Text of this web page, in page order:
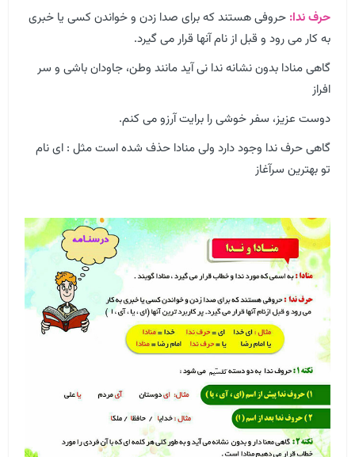
حرف ندا: حروفی هستند که برای صدا زدن و خواندن کسی یا خبری
به کار می رود و قبل از نام آنها قرار می گیرد.
گاهی منادا بدون نشانه ندا نی آید مانند وطن، جاودان باشی و سر
افراز
دوست عزیز، سفر خوشی را برایت آرزو می کنم.
گاهی حرف ندا وجود دارد ولی منادا حذف شده است مثل : ای نام
تو بهترین سرآغاز